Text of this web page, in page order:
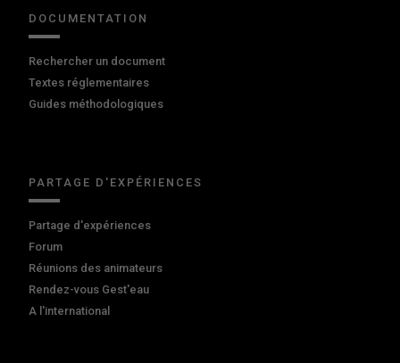
DOCUMENTATION
Rechercher un document
Textes réglementaires
Guides méthodologiques
PARTAGE D'EXPÉRIENCES
Partage d'expériences
Forum
Réunions des animateurs
Rendez-vous Gest'eau
A l'international